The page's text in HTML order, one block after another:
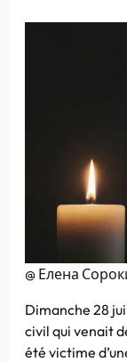
@ Елена
Dimanche 28
civil qui venait
été victime